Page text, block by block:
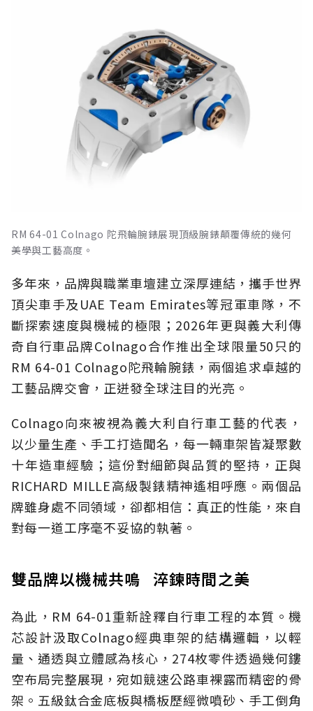
RM 64-01 Colnago 陀飛輪腕錶展現頂級腕錶顛覆傳統的幾何
美學與工藝高度。
多年來，品牌與職業車壇建立深厚連結，攜手世界
頂尖車手及UAE Team Emirates等冠軍車隊，不
斷探索速度與機械的極限；2026年更與義大利傳
奇自行車品牌Colnago合作推出全球限量50只的
RM 64-01 Colnago陀飛輪腕錶，兩個追求卓越的
工藝品牌交會，正迸發全球注目的光亮。
Colnago向來被視為義大利自行車工藝的代表，
以少量生產、手工打造聞名，每一輛車架皆凝聚數
十年造車經驗；這份對細節與品質的堅持，正與
RICHARD MILLE高級製錶精神遙相呼應。兩個品
牌雖身處不同領域，卻都相信：真正的性能，來自
對每一道工序毫不妥協的執著。
雙品牌以機械共鳴 淬鍊時間之美
為此，RM 64-01重新詮釋自行車工程的本質。機
芯設計汲取Colnago經典車架的結構邏輯，以輕
量、通透與立體感為核心，274枚零件透過幾何鏤
空布局完整展現，宛如競速公路車裸露而精密的骨
架。五級鈦合金底板與橋板歷經微噴砂、手工倒角